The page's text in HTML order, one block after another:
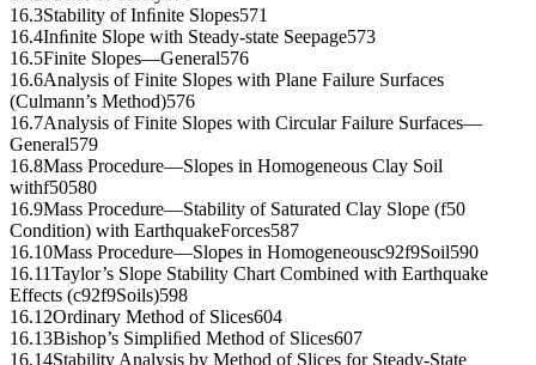
16.3Stability of Inﬁnite Slopes571
16.4Inﬁnite Slope with Steady-state Seepage573
16.5Finite Slopes—General576
16.6Analysis of Finite Slopes with Plane Failure Surfaces
(Culmann’s Method)576
16.7Analysis of Finite Slopes with Circular Failure Surfaces—
General579
16.8Mass Procedure—Slopes in Homogeneous Clay Soil
withf50580
16.9Mass Procedure—Stability of Saturated Clay Slope (f50
Condition) with EarthquakeForces587
16.10Mass Procedure—Slopes in Homogeneousc92f9Soil590
16.11Taylor’s Slope Stability Chart Combined with Earthquake
Effects (c92f9Soils)598
16.12Ordinary Method of Slices604
16.13Bishop’s Simpliﬁed Method of Slices607
16.14Stability Analysis by Method of Slices for Steady-State